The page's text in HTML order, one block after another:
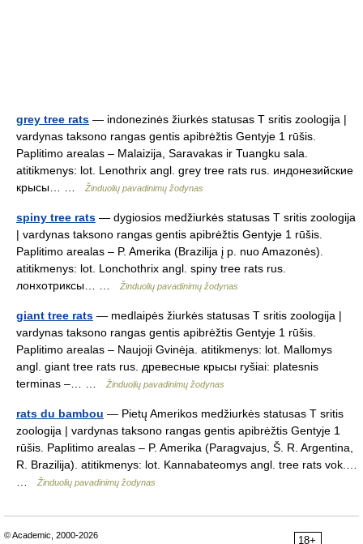
grey tree rats — indonezinės žiurkės statusas T sritis zoologija |
vardynas taksono rangas gentis apibrėžtis Gentyje 1 rūšis.
Paplitimo arealas – Malaizija, Saravakas ir Tuangku sala.
atitikmenys: lot. Lenothrix angl. grey tree rats rus. индонезийские
крысы… …
Žinduolių pavadinimų žodynas
spiny tree rats — dygiosios medžiurkės statusas T sritis zoologija
| vardynas taksono rangas gentis apibrėžtis Gentyje 1 rūšis.
Paplitimo arealas – P. Amerika (Brazilija į p. nuo Amazonės).
atitikmenys: lot. Lonchothrix angl. spiny tree rats rus.
лонхотриксы… …
Žinduolių pavadinimų žodynas
giant tree rats — medlaipės žiurkės statusas T sritis zoologija |
vardynas taksono rangas gentis apibrėžtis Gentyje 1 rūšis.
Paplitimo arealas – Naujoji Gvinėja. atitikmenys: lot. Mallomys
angl. giant tree rats rus. древесные крысы ryšiai: platesnis
terminas –… …
Žinduolių pavadinimų žodynas
rats du bambou — Pietų Amerikos medžiurkės statusas T sritis
zoologija | vardynas taksono rangas gentis apibrėžtis Gentyje 1
rūšis. Paplitimo arealas – P. Amerika (Paragvajus, Š. R. Argentina,
R. Brazilija). atitikmenys: lot. Kannabateomys angl. tree rats vok.…
Žinduolių pavadinimų žodynas
18+
© Academic, 2000-2026